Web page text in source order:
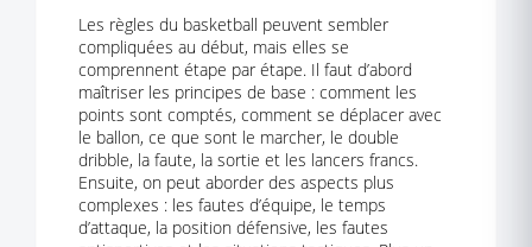
Les règles du basketball peuvent sembler
compliquées au début, mais elles se
comprennent étape par étape. Il faut d’abord
maîtriser les principes de base : comment les
points sont comptés, comment se déplacer avec
le ballon, ce que sont le marcher, le double
dribble, la faute, la sortie et les lancers francs.
Ensuite, on peut aborder des aspects plus
complexes : les fautes d’équipe, le temps
d’attaque, la position défensive, les fautes